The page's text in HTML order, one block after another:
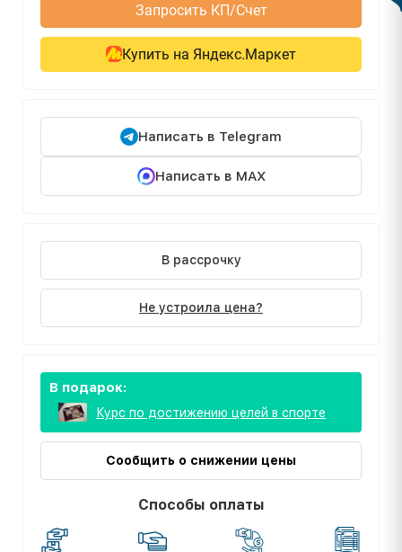
Запросить КП/Счет
Купить на Яндекс.Маркет
Написать в Telegram
Написать в MAX
В рассрочку
Не устроила цена?
В подарок:
Курс по достижению целей в спорте
Сообщить о снижении цены
Способы оплаты